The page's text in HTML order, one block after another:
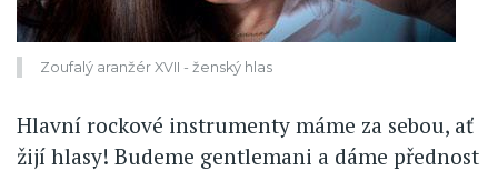
Zoufalý aranžér XVII - ženský hlas
Hlavní rockové instrumenty máme za sebou, ať
žijí hlasy! Budeme gentlemani a dáme přednost